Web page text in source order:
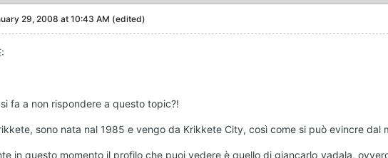
29, 2008 at 10:43 AM (edited)
fa a non rispondere a questo topic?!
sono nata nal 1985 e vengo da Krikkete City, così come si può evincre dal
in questo momento il profilo che puoi vedere è quello di giancarlo_vadala,